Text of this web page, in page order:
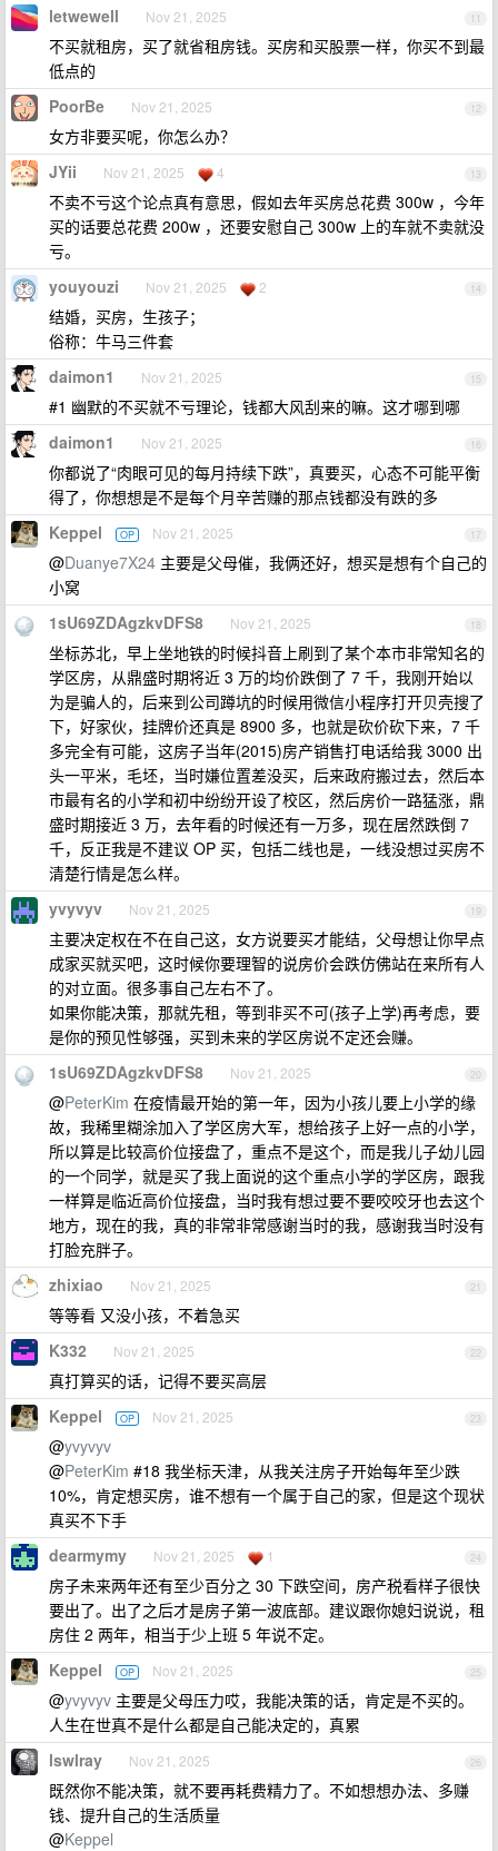
11
letwewell Nov 21, 2025
不买就租房，买了就省租房钱。买房和买股票一样，你买不到最
低点的
12
PoorBe Nov 21, 2025
女方非要买呢，你怎么办？
13
JYii Nov 21, 2025 4
不卖不亏这个论点真有意思，假如去年买房总花费 300w ，今年
买的话要总花费 200w ，还要安慰自己 300w 上的车就不卖就没
亏。
14
youyouzi Nov 21, 2025 2
结婚，买房，生孩子；
俗称：牛马三件套
15
daimon1 Nov 21, 2025
#1 幽默的不买就不亏理论，钱都大风刮来的嘛。这才哪到哪
16
daimon1 Nov 21, 2025
你都说了“肉眼可见的每月持续下跌”，真要买，心态不可能平衡
得了，你想想是不是每个月辛苦赚的那点钱都没有跌的多
17
Keppel OP Nov 21, 2025
@Duanye7X24 主要是父母催，我俩还好，想买是想有个自己的
小窝
18
1sU69ZDAgzkvDFS8 Nov 21, 2025
坐标苏北，早上坐地铁的时候抖音上刷到了某个本市非常知名的
学区房，从鼎盛时期将近 3 万的均价跌倒了 7 千，我刚开始以
为是骗人的，后来到公司蹲坑的时候用微信小程序打开贝壳搜了
下，好家伙，挂牌价还真是 8900 多，也就是砍价砍下来，7 千
多完全有可能，这房子当年(2015)房产销售打电话给我 3000 出
头一平米，毛坯，当时嫌位置差没买，后来政府搬过去，然后本
市最有名的小学和初中纷纷开设了校区，然后房价一路猛涨，鼎
盛时期接近 3 万，去年看的时候还有一万多，现在居然跌倒 7
千，反正我是不建议 OP 买，包括二线也是，一线没想过买房不
清楚行情是怎么样。
19
yvyvyv Nov 21, 2025
主要决定权在不在自己这，女方说要买才能结，父母想让你早点
成家买就买吧，这时候你要理智的说房价会跌仿佛站在来所有人
的对立面。很多事自己左右不了。
如果你能决策，那就先租，等到非买不可(孩子上学)再考虑，要
是你的预见性够强，买到未来的学区房说不定还会赚。
20
1sU69ZDAgzkvDFS8 Nov 21, 2025
@PeterKim 在疫情最开始的第一年，因为小孩儿要上小学的缘
故，我稀里糊涂加入了学区房大军，想给孩子上好一点的小学，
所以算是比较高价位接盘了，重点不是这个，而是我儿子幼儿园
的一个同学，就是买了我上面说的这个重点小学的学区房，跟我
一样算是临近高价位接盘，当时我有想过要不要咬咬牙也去这个
地方，现在的我，真的非常非常感谢当时的我，感谢我当时没有
打脸充胖子。
21
zhixiao Nov 21, 2025
等等看 又没小孩，不着急买
22
K332 Nov 21, 2025
真打算买的话，记得不要买高层
23
Keppel OP Nov 21, 2025
@yvyvyv
@PeterKim #18 我坐标天津，从我关注房子开始每年至少跌
10%，肯定想买房，谁不想有一个属于自己的家，但是这个现状
真买不下手
24
dearmymy Nov 21, 2025 1
房子未来两年还有至少百分之 30 下跌空间，房产税看样子很快
要出了。出了之后才是房子第一波底部。建议跟你媳妇说说，租
房住 2 两年，相当于少上班 5 年说不定。
25
Keppel OP Nov 21, 2025
@yvyvyv 主要是父母压力哎，我能决策的话，肯定是不买的。
人生在世真不是什么都是自己能决定的，真累
26
lswlray Nov 21, 2025
既然你不能决策，就不要再耗费精力了。不如想想办法、多赚
钱、提升自己的生活质量
@Keppel